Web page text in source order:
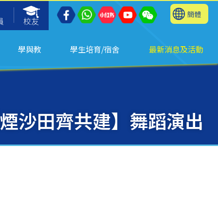
校友
簡體
學與教 學生培育/宿舍 最新消息及活動
煙沙田齊共建】舞蹈演出